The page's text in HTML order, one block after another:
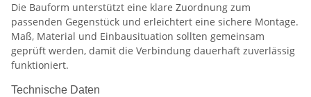
Die Bauform unterstützt eine klare Zuordnung zum
passenden Gegenstück und erleichtert eine sichere Montage.
Maß, Material und Einbausituation sollten gemeinsam
geprüft werden, damit die Verbindung dauerhaft zuverlässig
funktioniert.
Technische Daten